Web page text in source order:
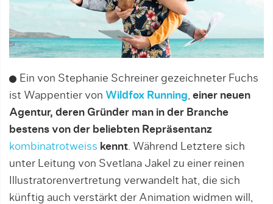
Ein von Stephanie Schreiner gezeichneter Fuchs
ist Wappentier von Wildfox Running, einer neuen
Agentur, deren Gründer man in der Branche
bestens von der beliebten Repräsentanz
kombinatrotweiss kennt. Während Letztere sich
unter Leitung von Svetlana Jakel zu einer reinen
Illustratorenvertretung verwandelt hat, die sich
künftig auch verstärkt der Animation widmen will,